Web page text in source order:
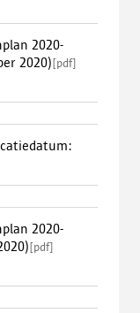
2020-
2020)[pdf]
2020-
[pdf]